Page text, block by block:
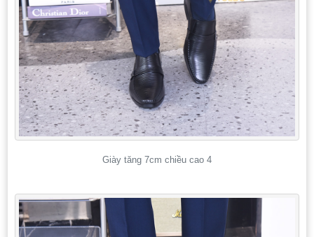
Giày tăng 7cm chiều cao 4